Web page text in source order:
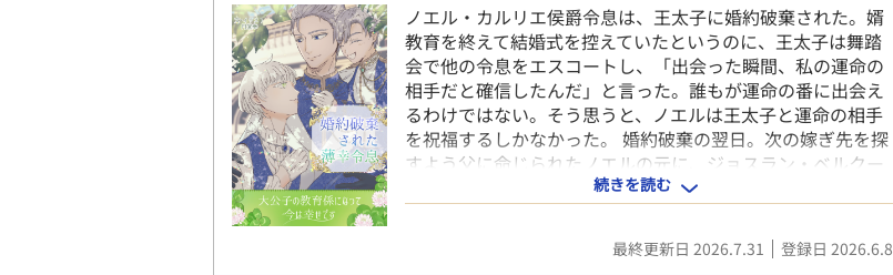
ノエル・カルリエ侯爵令息は、王太子に婚約破棄された。婿
教育を終えて結婚式を控えていたというのに、王太子は舞踏
会で他の令息をエスコートし、「出会った瞬間、私の運命の
相手だと確信したんだ」と言った。誰もが運命の番に出会え
るわけではない。そう思うと、ノエルは王太子と運命の相手
を祝福するしかなかった。 婚約破棄の翌日。次の嫁ぎ先を探
すよう父に命じられたノエルの元に、ジョスラン・ベルクー
ル大公が訪ねてきた。大公のひとり息子、ローランの教育係
を頼まれたノエルは王都を離れ、大公家の別邸で大公子と暮
らすことに。 領地に引きこもる大公子、ローランに追い返さ
れてもめげないノエル。ローランもあきらめないノエルに心
続きを読む
最終更新日 2026.7.31 登録日 2026.6.8